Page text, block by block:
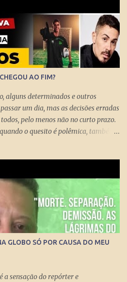
AO FIM?
alguns determinados e outros
um dia, mas as decisões erradas
pelo menos não no curto prazo.
o quesito é polêmica, também
isso pode chegar para muitos
Computadores permite que cada
meios de comunicação, seja um canal,
perfis nas redes sociais que
dezenas, centenas, milhares e até
e no Mundo. Do dia para noite, a
milionários, transformar anônimos
como Juliette, mas ai já é
GLOBO SÓ POR CAUSA DO MEU
a sensação do repórter e